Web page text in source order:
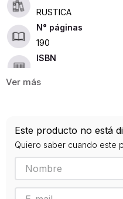
RUSTICA
190
ISBN
Editorial
2016
Este producto no está
Quiero saber cuando este